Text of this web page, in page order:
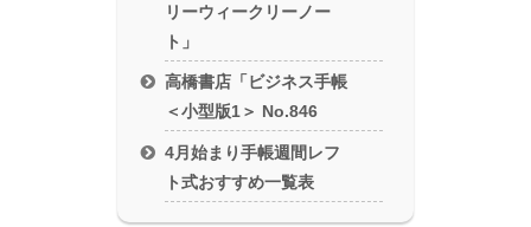
リーウィークリーノー
ト」
高橋書店「ビジネス手帳
＜小型版1＞ No.846
4月始まり手帳週間レフ
ト式おすすめ一覧表